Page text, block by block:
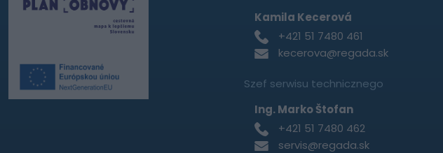
Kamila Kecerová
+421 51 7480 461
kecerova@regada.sk
Szef serwisu technicznego
Ing. Marko Štofan
+421 51 7480 462
servis@regada.sk